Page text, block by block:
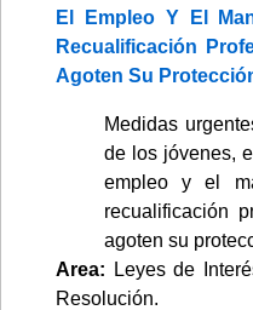
El Empleo Y El
Recualificación
Agoten Su
Medidas
de los jóvenes,
empleo y el
recualificación
agoten su
Area: Leyes de
Resolución.